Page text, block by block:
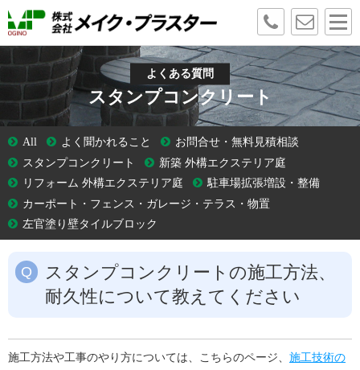
よくある質問
スタンプコンクリート
All よく聞かれること
お問合せ・無料見積相談
スタンプコンクリート
新築 外構エクステリア庭
リフォーム 外構エクステリア庭
駐車場拡張増設・整備
カーポート・フェンス・ガレージ・テラス・物置
左官塗り壁タイルブロック
スタンプコンクリートの施工方法、
耐久性について教えてください
施工方法や工事のやり方については、こちらのページ、 施工技術の